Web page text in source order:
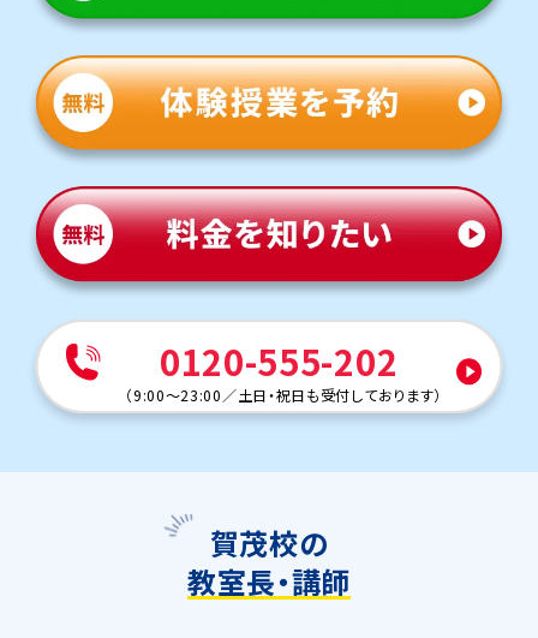
0120-555-202
（9:00～23:00 ／土日・祝日も受付しております）
賀茂校の
教室長・講師